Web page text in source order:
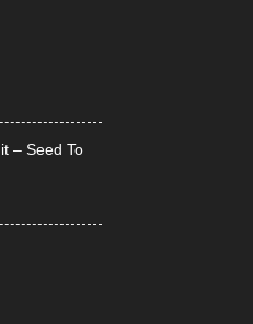
– Seed To